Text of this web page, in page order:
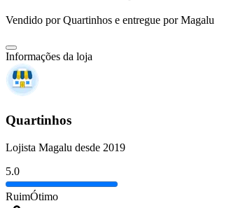
Vendido porQuartinhos e entregue por Magalu
Informações da loja
Quartinhos
Lojista Magalu desde 2019
5.0
RuimÓtimo